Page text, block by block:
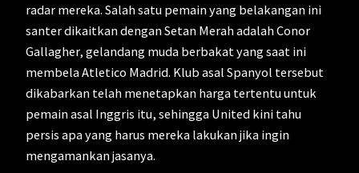
radar mereka. Salah satu pemain yang belakangan ini
santer dikaitkan dengan Setan Merah adalah Conor
Gallagher, gelandang muda berbakat yang saat ini
membela Atletico Madrid. Klub asal Spanyol tersebut
dikabarkan telah menetapkan harga tertentu untuk
pemain asal Inggris itu, sehingga United kini tahu
persis apa yang harus mereka lakukan jika ingin
mengamankan jasanya.